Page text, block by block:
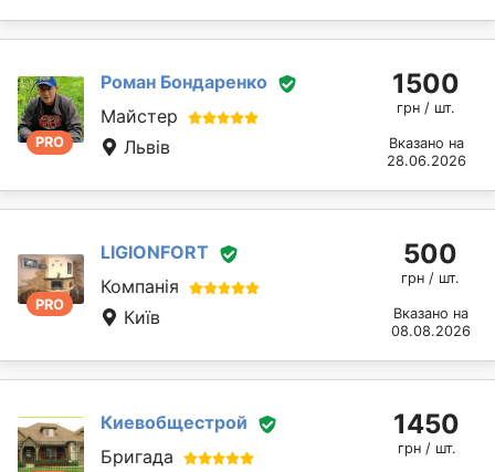
PRO
Роман Бондаренко
Майстер
Львів
1500
грн / шт.
Вказано на
28.06.2026
PRO
LIGIONFORT
Компанія
Київ
500
грн / шт.
Вказано на
08.08.2026
Киевобщестрой
Бригада
1450
грн / шт.